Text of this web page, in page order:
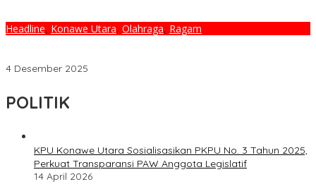
Headline, Konawe Utara, Olahraga, Ragam
4 Desember 2025
POLITIK
KPU Konawe Utara Sosialisasikan PKPU No. 3 Tahun 2025,
Perkuat Transparansi PAW Anggota Legislatif
14 April 2026